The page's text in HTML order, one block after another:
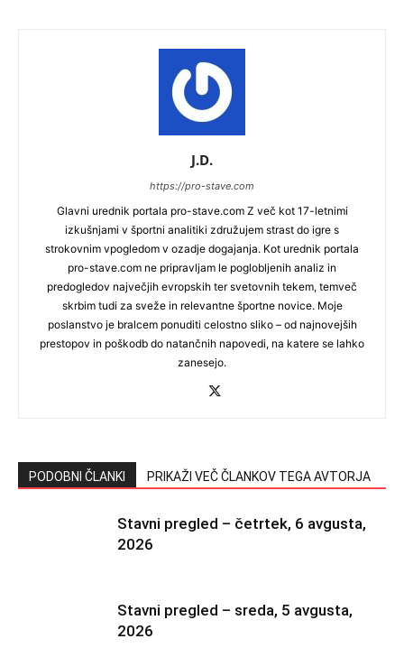
J.D.
https://pro-stave.com
Glavni urednik portala pro-stave.com Z več kot 17-letnimi
izkušnjami v športni analitiki združujem strast do igre s
strokovnim vpogledom v ozadje dogajanja. Kot urednik portala
pro-stave.com ne pripravljam le poglobljenih analiz in
predogledov največjih evropskih ter svetovnih tekem, temveč
skrbim tudi za sveže in relevantne športne novice. Moje
poslanstvo je bralcem ponuditi celostno sliko – od najnovejših
prestopov in poškodb do natančnih napovedi, na katere se lahko
zanesejo.
PODOBNI ČLANKI PRIKAŽI VEČ ČLANKOV TEGA AVTORJA
Stavni pregled – četrtek, 6 avgusta,
2026
Stavni pregled – sreda, 5 avgusta,
2026